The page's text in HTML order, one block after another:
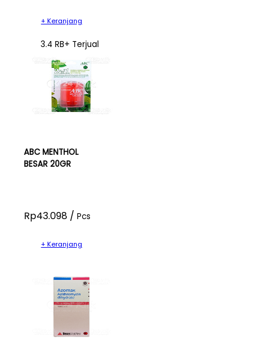
+ Keranjang
3.4 RB+ Terjual
ABC MENTHOL
BESAR 20GR
Rp43.098 / Pcs
+ Keranjang